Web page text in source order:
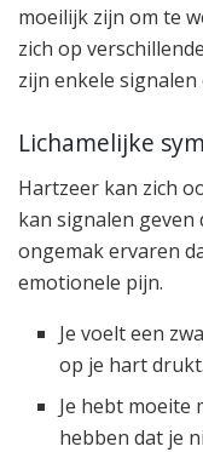
moeilijk zijn om te
zich op
zijn enkele
Lichamelijke
Hartzeer kan zich
kan signalen geven
ongemak ervaren
emotionele pijn.
Je voelt een
op je hart drukt.
Je hebt moeite
hebben dat je